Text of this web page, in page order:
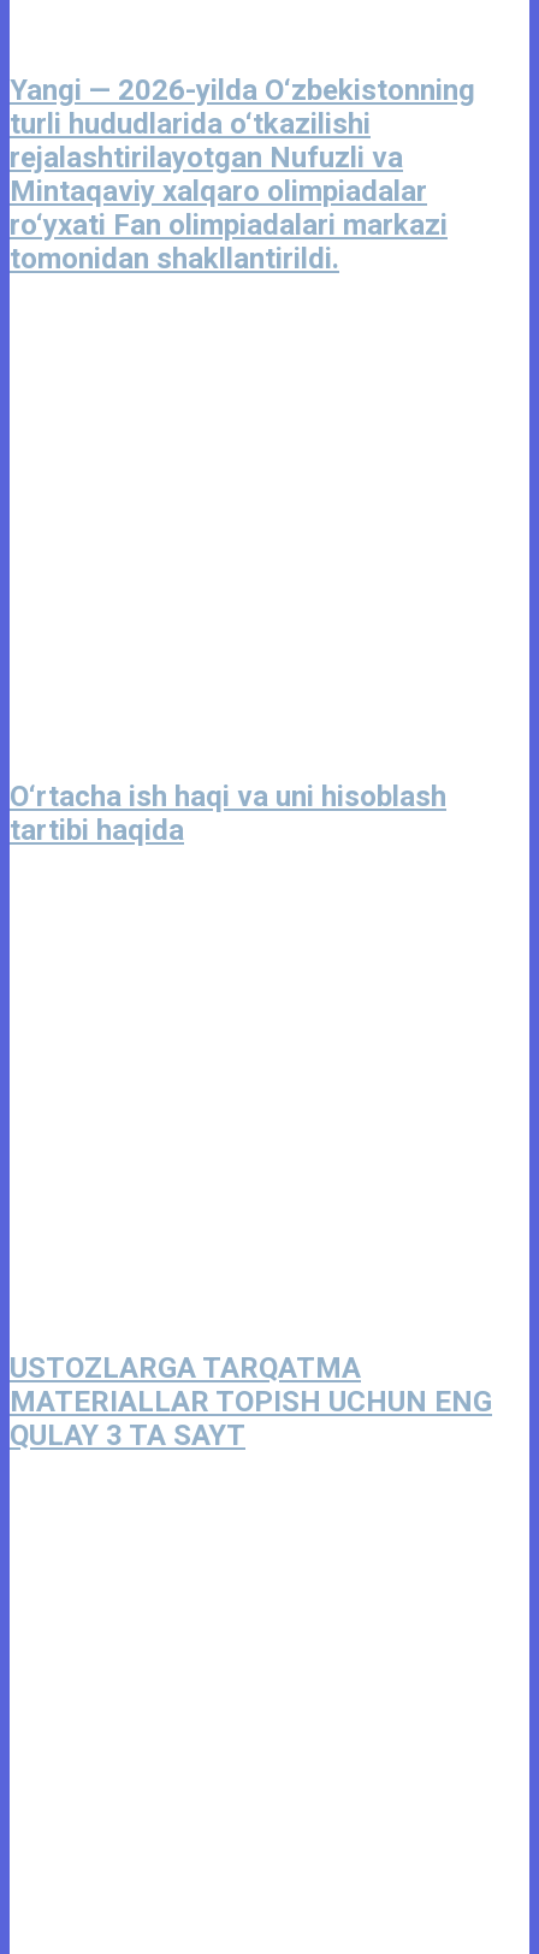
Yangi — 2026-yilda O‘zbekistonning
turli hududlarida o‘tkazilishi
rejalashtirilayotgan Nufuzli va
Mintaqaviy xalqaro olimpiadalar
ro‘yxati Fan olimpiadalari markazi
tomonidan shakllantirildi.
O‘rtacha ish haqi va uni hisoblash
tartibi haqida
USTOZLARGA TARQATMA
MATERIALLAR TOPISH UCHUN ENG
QULAY 3 TA SAYT